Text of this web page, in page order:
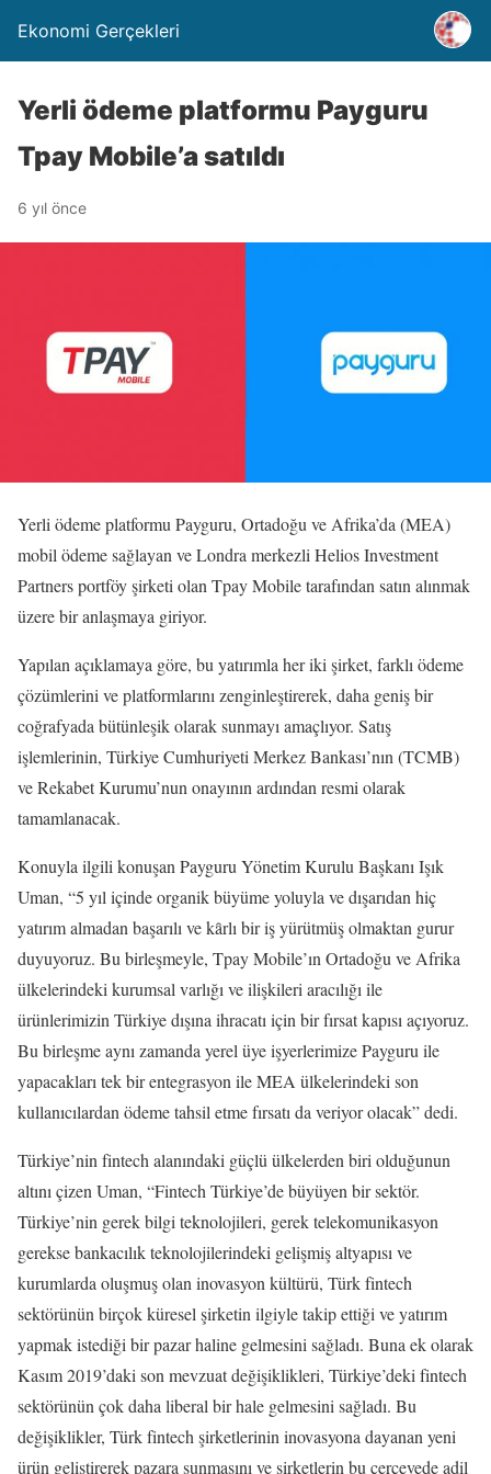
Ekonomi Gerçekleri
Yerli ödeme platformu Payguru
Tpay Mobile’a satıldı
6 yıl önce
Yerli ödeme platformu Payguru, Ortadoğu ve Afrika’da (MEA)
mobil ödeme sağlayan ve Londra merkezli Helios Investment
Partners portföy şirketi olan Tpay Mobile tarafından satın alınmak
üzere bir anlaşmaya giriyor.
Yapılan açıklamaya göre, bu yatırımla her iki şirket, farklı ödeme
çözümlerini ve platformlarını zenginleştirerek, daha geniş bir
coğrafyada bütünleşik olarak sunmayı amaçlıyor. Satış
işlemlerinin, Türkiye Cumhuriyeti Merkez Bankası’nın (TCMB)
ve Rekabet Kurumu’nun onayının ardından resmi olarak
tamamlanacak.
Konuyla ilgili konuşan Payguru Yönetim Kurulu Başkanı Işık
Uman, “5 yıl içinde organik büyüme yoluyla ve dışarıdan hiç
yatırım almadan başarılı ve kȃrlı bir iş yürütmüş olmaktan gurur
duyuyoruz. Bu birleşmeyle, Tpay Mobile’ın Ortadoğu ve Afrika
ülkelerindeki kurumsal varlığı ve ilişkileri aracılığı ile
ürünlerimizin Türkiye dışına ihracatı için bir fırsat kapısı açıyoruz.
Bu birleşme aynı zamanda yerel üye işyerlerimize Payguru ile
yapacakları tek bir entegrasyon ile MEA ülkelerindeki son
kullanıcılardan ödeme tahsil etme fırsatı da veriyor olacak” dedi.
Türkiye’nin fintech alanındaki güçlü ülkelerden biri olduğunun
altını çizen Uman, “Fintech Türkiye’de büyüyen bir sektör.
Türkiye’nin gerek bilgi teknolojileri, gerek telekomunikasyon
gerekse bankacılık teknolojilerindeki gelişmiş altyapısı ve
kurumlarda oluşmuş olan inovasyon kültürü, Türk fintech
sektörünün birçok küresel şirketin ilgiyle takip ettiği ve yatırım
yapmak istediği bir pazar haline gelmesini sağladı. Buna ek olarak
Kasım 2019’daki son mevzuat değişiklikleri, Türkiye’deki fintech
sektörünün çok daha liberal bir hale gelmesini sağladı. Bu
değişiklikler, Türk fintech şirketlerinin inovasyona dayanan yeni
ürün geliştirerek pazara sunmasını ve şirketlerin bu çerçevede adil